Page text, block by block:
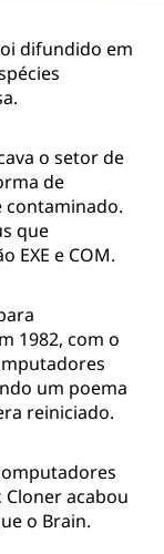
difundido em
o setor de
de
contaminado.
que
EXE e COM.
1982, com o
um poema
reiniciado.
acabou
o Brain.